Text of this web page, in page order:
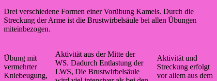
Drei verschiedene Formen einer Vorübung Kamels. Durch die
Streckung der Arme ist die Brustwirbelsäule bei allen Übungen
miteinbezogen.
Übung mit
vermehrter
Kniebeugung,
Aktivität und
Streckung erfolgt
vor allem aus dem
Aktivität aus der Mitte der
WS. Dadurch Entlastung der
LWS, Die Brustwirbelsäule